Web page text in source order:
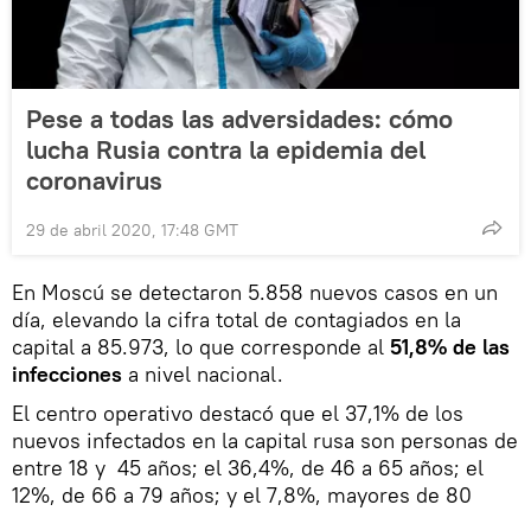
Pese a todas las adversidades: cómo
lucha Rusia contra la epidemia del
coronavirus
29 de abril 2020, 17:48 GMT
En Moscú se detectaron 5.858 nuevos casos en un
día, elevando la cifra total de contagiados en la
capital a 85.973, lo que corresponde al 51,8% de las
infecciones a nivel nacional.
El centro operativo destacó que el 37,1% de los
nuevos infectados en la capital rusa son personas de
entre 18 y 45 años; el 36,4%, de 46 a 65 años; el
12%, de 66 a 79 años; y el 7,8%, mayores de 80